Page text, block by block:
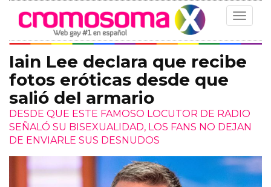
Toggle
Iain Lee declara que recibe
fotos eróticas desde que
salió del armario
DESDE QUE ESTE FAMOSO LOCUTOR DE RADIO
SEÑALÓ SU BISEXUALIDAD, LOS FANS NO DEJAN
DE ENVIARLE SUS DESNUDOS